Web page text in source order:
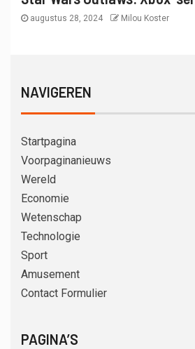
augustus 28, 2024 Milou Koster
NAVIGEREN
Startpagina
Voorpaginanieuws
Wereld
Economie
Wetenschap
Technologie
Sport
Amusement
Contact Formulier
PAGINA’S